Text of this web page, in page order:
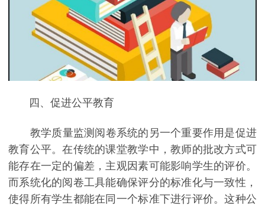
四、促进公平教育
教学质量监测阅卷系统的另一个重要作用是促进
教育公平。在传统的课堂教学中，教师的批改方式可
能存在一定的偏差，主观因素可能影响学生的评价。
而系统化的阅卷工具能确保评分的标准化与一致性，
使得所有学生都能在同一个标准下进行评价。这种公